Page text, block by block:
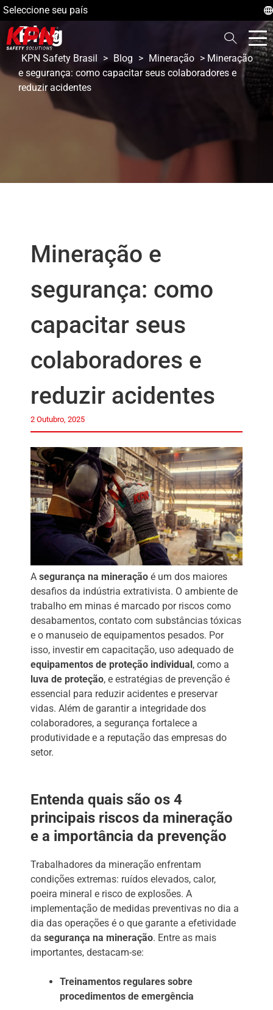
Seleccione seu país
Blog
KPN Safety Brasil > Blog > Mineração > Mineração
e segurança: como capacitar seus colaboradores e
reduzir acidentes
Mineração e
segurança: como
capacitar seus
colaboradores e
reduzir acidentes
2 Outubro, 2025
A segurança na mineração é um dos maiores
desafios da indústria extrativista. O ambiente de
trabalho em minas é marcado por riscos como
desabamentos, contato com substâncias tóxicas
e o manuseio de equipamentos pesados. Por
isso, investir em capacitação, uso adequado de
equipamentos de proteção individual , como a
luva de proteção, e estratégias de prevenção é
essencial para reduzir acidentes e preservar
vidas. Além de garantir a integridade dos
colaboradores, a segurança fortalece a
produtividade e a reputação das empresas do
setor.
Entenda quais são os 4
principais riscos da mineração
e a importância da prevenção
Trabalhadores da mineração enfrentam
condições extremas: ruídos elevados, calor,
poeira mineral e risco de explosões. A
implementação de medidas preventivas no dia a
dia das operações é o que garante a efetividade
da segurança na mineração. Entre as mais
importantes, destacam-se:
Treinamentos regulares sobre
procedimentos de emergência